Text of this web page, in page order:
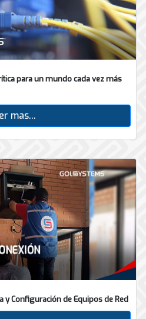
para un mundo cada vez más
mas...
y Configuración de Equipos de Red